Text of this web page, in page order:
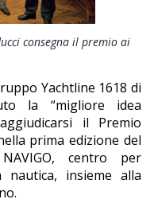
consegna il premio ai
Yachtline 1618 di
la “migliore idea
il Premio
prima edizione del
centro per
nautica, insieme alla